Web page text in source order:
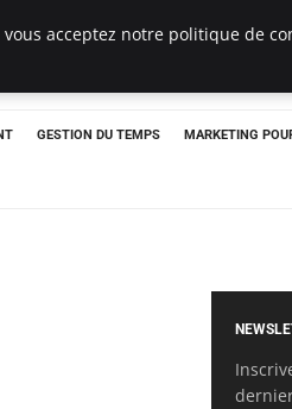
GESTION DU TEMPS MARKETING
acceptez notre politique de